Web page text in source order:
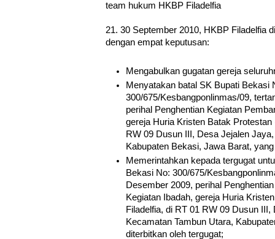
team hukum HKBP Filadelfia
21. 30 September 2010, HKBP Filadelfia
dengan empat keputusan:
Mengabulkan gugatan gereja
Menyatakan batal SK Bupati Bekasi
300/675/Kesbangponlinmas/09,
perihal Penghentian Kegiatan
gereja Huria Kristen Batak
RW 09 Dusun III, Desa Jejalen
Kabupaten Bekasi, Jawa Barat,
Memerintahkan kepada tergugat
Bekasi No: 300/675/
Desember 2009, perihal
Kegiatan Ibadah, gereja Huria
Filadelfia, di RT 01 RW 09 Dusun
Kecamatan Tambun Utara,
diterbitkan oleh tergugat;